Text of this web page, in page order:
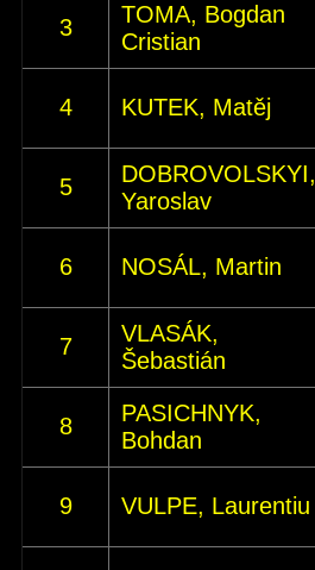
3
TOMA, Bogdan
Cristian
4 KUTEK, Matěj
5
DOBROVOLSKYI,
Yaroslav
6 NOSÁL, Martin
7
VLASÁK,
Šebastián
8
PASICHNYK,
Bohdan
9 VULPE, Laurentiu